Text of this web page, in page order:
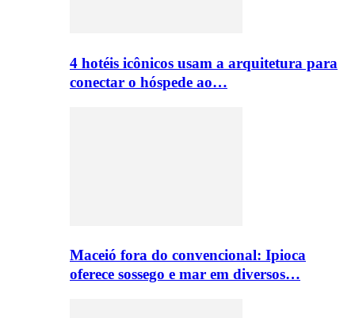
4 hotéis icônicos usam a arquitetura para
conectar o hóspede ao…
Maceió fora do convencional: Ipioca
oferece sossego e mar em diversos…